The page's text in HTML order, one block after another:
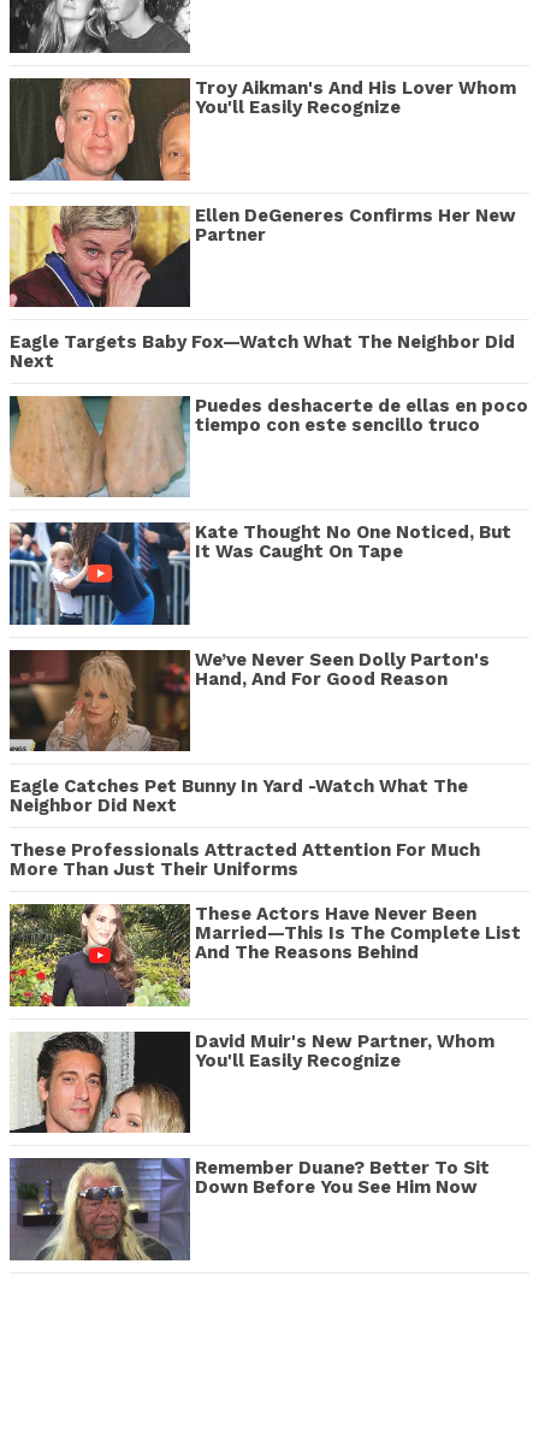
Troy Aikman's And His Lover Whom
You'll Easily Recognize
Ellen DeGeneres Confirms Her New
Partner
Eagle Targets Baby Fox—Watch What The Neighbor Did
Next
Puedes deshacerte de ellas en poco
tiempo con este sencillo truco
Kate Thought No One Noticed, But
It Was Caught On Tape
We’ve Never Seen Dolly Parton's
Hand, And For Good Reason
Eagle Catches Pet Bunny In Yard -Watch What The
Neighbor Did Next
These Professionals Attracted Attention For Much
More Than Just Their Uniforms
These Actors Have Never Been
Married—This Is The Complete List
And The Reasons Behind
David Muir's New Partner, Whom
You'll Easily Recognize
Remember Duane? Better To Sit
Down Before You See Him Now